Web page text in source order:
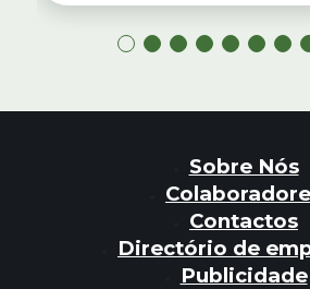
Sobre Nós
Contactos
Directório de
Publicidade